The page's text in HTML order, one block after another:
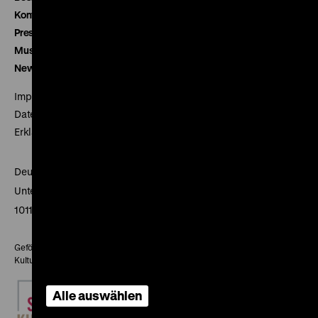
Kontakt
Presse
Museumsverein
Newsletter
Impressum
Datenschutz
Erklärung digitale Barrierefreiheit
Deutsches Historisches Museum
Unter den Linden 2
10117 Berlin
Gefördert mit Mitteln des Beauftragten der Bundesregierung für
Kultur und Medien
Alle auswählen